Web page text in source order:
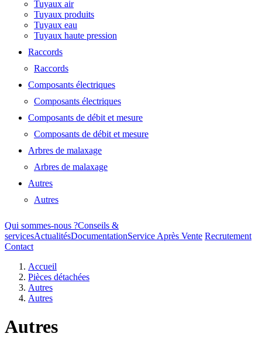
Tuyaux air
Tuyaux produits
Tuyaux eau
Tuyaux haute pression
Raccords
Raccords
Composants électriques
Composants électriques
Composants de débit et mesure
Composants de débit et mesure
Arbres de malaxage
Arbres de malaxage
Autres
Autres
Qui sommes-nous ?Conseils &
servicesActualitésDocumentationService Après Vente Recrutement
Contact
Accueil
Pièces détachées
Autres
Autres
Autres